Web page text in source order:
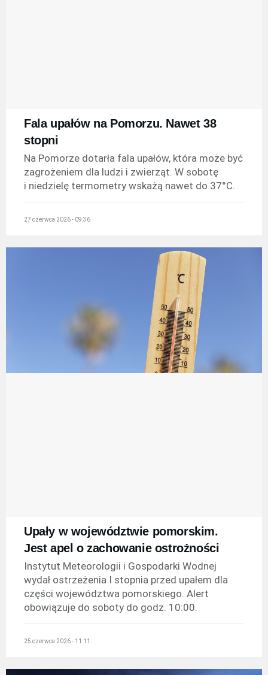
Fala upałów na Pomorzu. Nawet 38
stopni
Na Pomorze dotarła fala upałów, która może być
zagrożeniem dla ludzi i zwierząt. W sobotę
i niedzielę termometry wskażą nawet do 37°C.
27 czerwca 2026 - 09:36
Upały w województwie pomorskim.
Jest apel o zachowanie ostrożności
Instytut Meteorologii i Gospodarki Wodnej
wydał ostrzeżenia I stopnia przed upałem dla
części województwa pomorskiego. Alert
obowiązuje do soboty do godz. 10:00.
25 czerwca 2026 - 11:11